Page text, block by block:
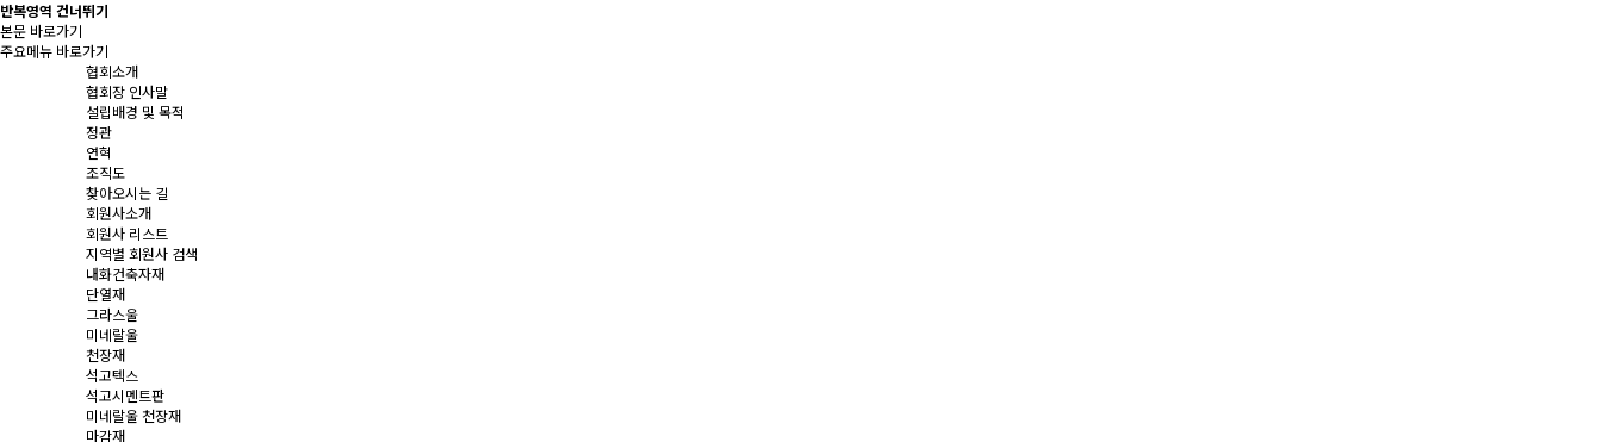
반복영역 건너뛰기
본문 바로가기
주요메뉴 바로가기
협회소개
협회장 인사말
설립배경 및 목적
정관
연혁
조직도
찾아오시는 길
회원사소개
회원사 리스트
지역별 회원사 검색
내화건축자재
단열재
그라스울
미네랄울
천장재
석고텍스
석고시멘트판
미네랄울 천장재
마감재